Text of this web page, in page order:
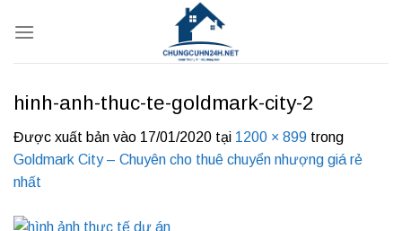
qua
hinh-anh-thuc-te-goldmark-city-2
Được xuất bản vào 17/01/2020 tại 1200 × 899 trong
Goldmark City – Chuyên cho thuê chuyển nhượng giá rẻ
nhất